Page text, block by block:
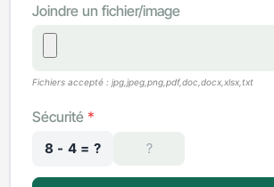
Joindre un fichier/image
Fichiers accepté : jpg,jpeg,png,pdf,doc,docx,xlsx,txt
Sécurité *
8 - 4 = ?